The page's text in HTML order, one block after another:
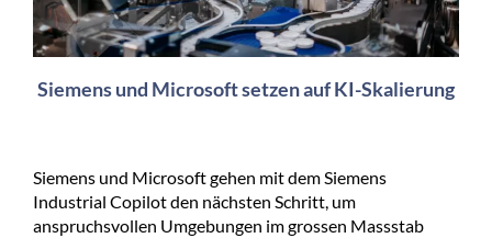
Siemens und Microsoft setzen auf KI-Skalierung
Siemens und Microsoft gehen mit dem Siemens
Industrial Copilot den nächsten Schritt, um
anspruchsvollen Umgebungen im grossen Massstab